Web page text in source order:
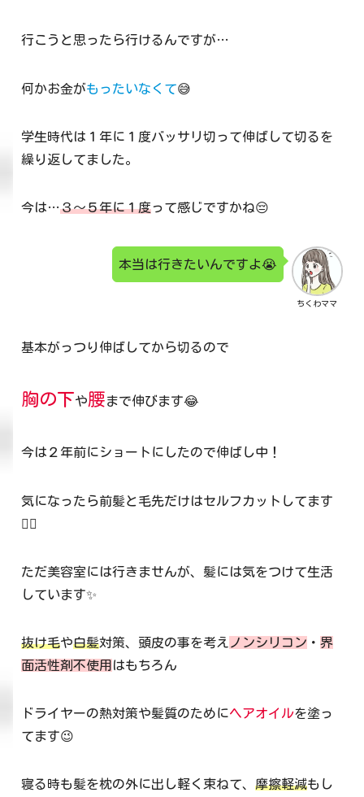
行こうと思ったら行けるんですが…
何かお金がもったいなくて😅
学生時代は１年に１度バッサリ切って伸ばして切るを
繰り返してました。
今は…３〜５年に１度って感じですかね😔
ちくわママ
本当は行きたいんですよ😭
基本がっつり伸ばしてから切るので
胸の下や腰まで伸びます😂
今は２年前にショートにしたので伸ばし中！
気になったら前髪と毛先だけはセルフカットしてます
✌🏻
ただ美容室には行きませんが、髪には気をつけて生活
しています✨
抜け毛や白髪対策、頭皮の事を考え ノンシリコン ・ 界
面活性剤不使用 はもちろん
ドライヤーの熱対策や髪質のためにヘアオイルを塗っ
てます😉
寝る時も髪を枕の外に出し軽く束ねて、 摩擦軽減もし